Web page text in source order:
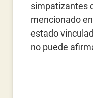
simpatizantes
mencionado
estado
no puede